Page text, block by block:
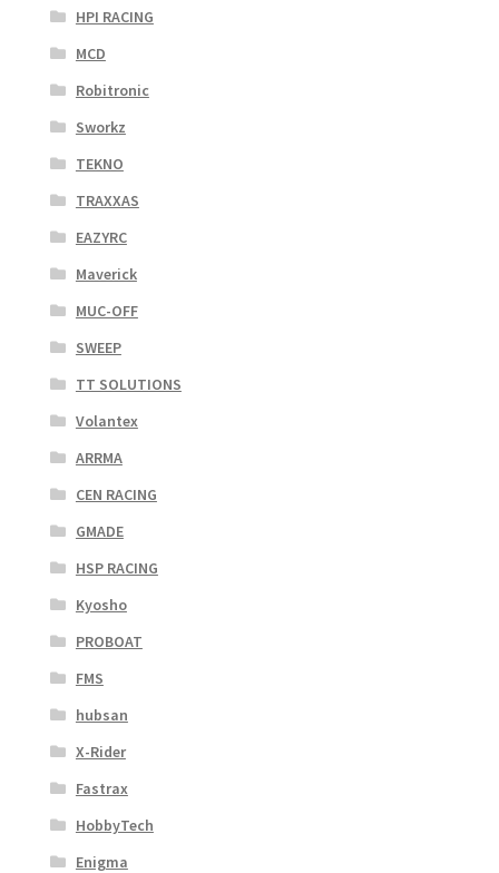
HPI RACING
MCD
Robitronic
Sworkz
TEKNO
TRAXXAS
EAZYRC
Maverick
MUC-OFF
SWEEP
TT SOLUTIONS
Volantex
ARRMA
CEN RACING
GMADE
HSP RACING
Kyosho
PROBOAT
FMS
hubsan
X-Rider
Fastrax
HobbyTech
Enigma